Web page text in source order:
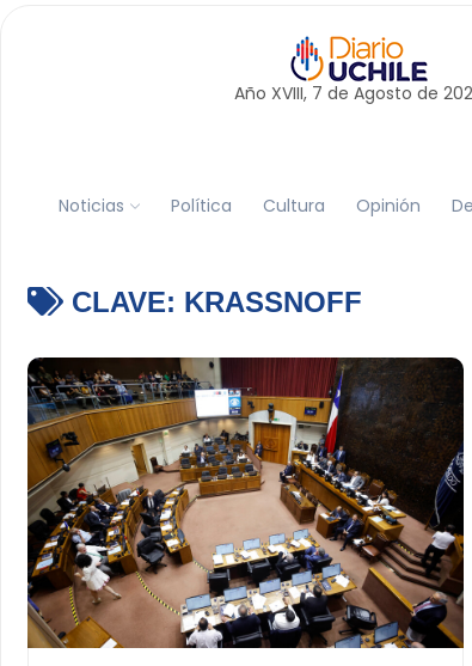
Año XVIII, 7 de Agosto de
Noticias Política Cultura Opinión
CLAVE: KRASSNOFF